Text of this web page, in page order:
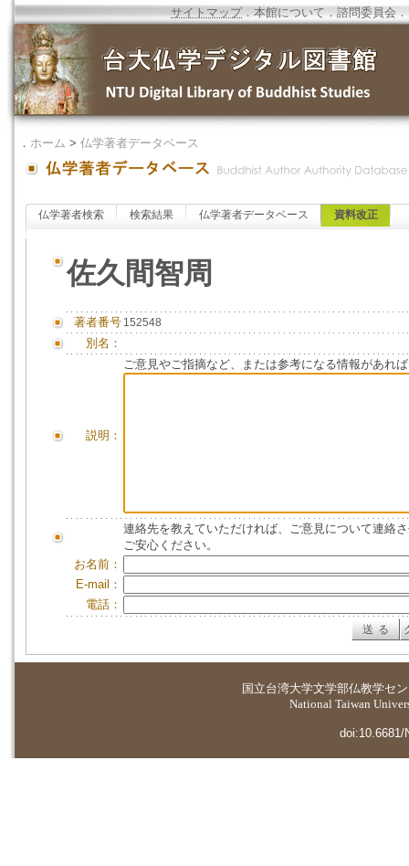
サイトマップ．本館について ．諮問委員会 ．
． ホーム > 仏学著者データベース
仏学著者検索 検索結果 仏学著者データベース 資料改正
佐久間智周
著者番号 152548
別名：
説明：
ご意見やご指摘など、または参考になる情報があれ
連絡先を教えていただければ、ご意見について連絡
ご安心ください。
お名前：
E-mail：
電話：
国立台湾大学文学部仏教学セ
National Taiwan
doi:10.6681/